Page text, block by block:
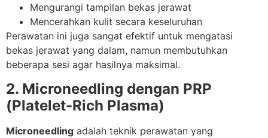
Mengurangi tampilan bekas jerawat
Mencerahkan kulit secara keseluruhan
Perawatan ini juga sangat efektif untuk mengatasi
bekas jerawat yang dalam, namun membutuhkan
beberapa sesi agar hasilnya maksimal.
2. Microneedling dengan PRP
(Platelet-Rich Plasma)
Microneedling adalah teknik perawatan yang